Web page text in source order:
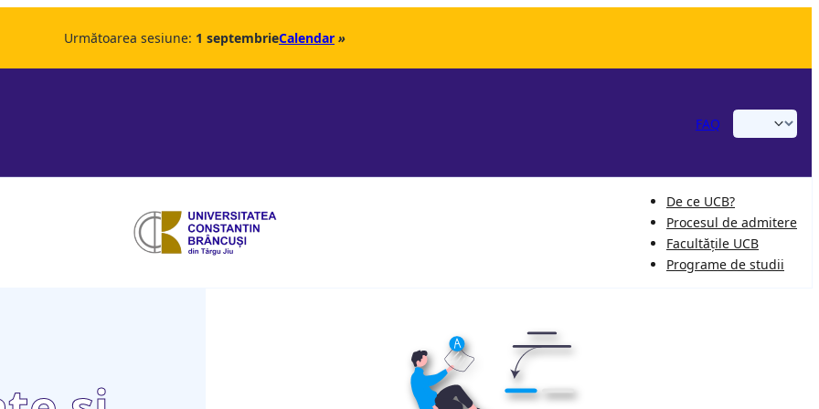
Următoarea sesiune: 1 septembrieCalendar »
FAQ
De ce UCB?
Procesul de admitere
Facultățile UCB
Programe de studii